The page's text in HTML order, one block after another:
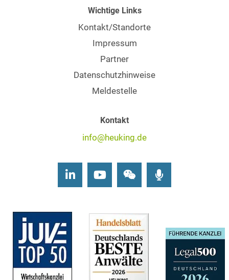
Wichtige Links
Kontakt/Standorte
Impressum
Partner
Datenschutzhinweise
Meldestelle
Kontakt
info@heuking.de
LinkedInYoutubeWechat